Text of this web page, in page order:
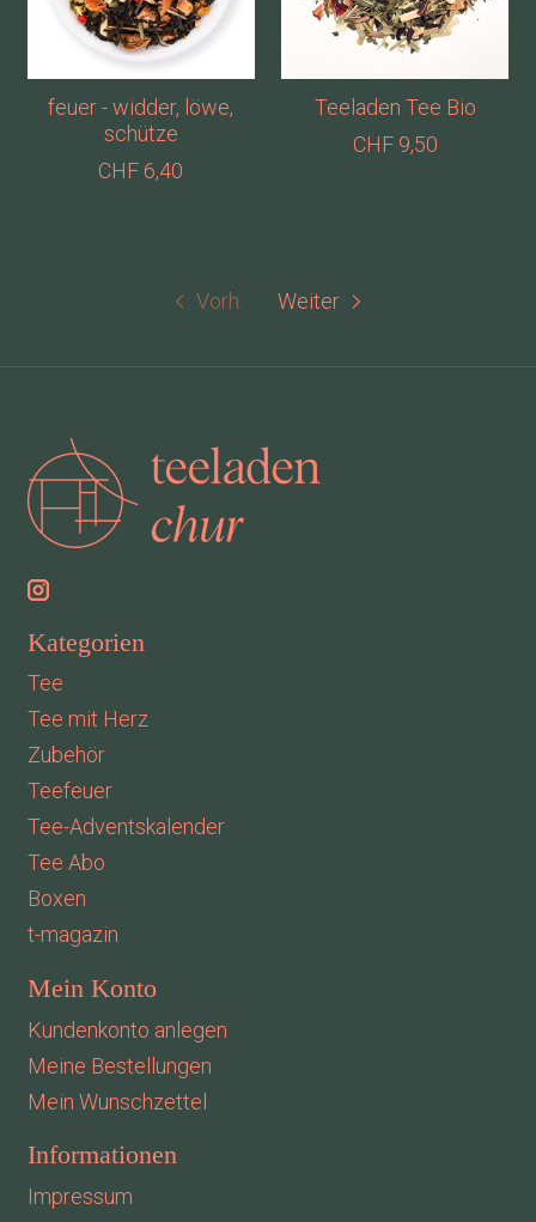
feuer - widder, löwe,
schütze
CHF 6,40
Teeladen Tee Bio
CHF 9,50
Vorh. Weiter
Kategorien
Tee
Tee mit Herz
Zubehör
Teefeuer
Tee-Adventskalender
Tee Abo
Boxen
t-magazin
Mein Konto
Kundenkonto anlegen
Meine Bestellungen
Mein Wunschzettel
Informationen
Impressum